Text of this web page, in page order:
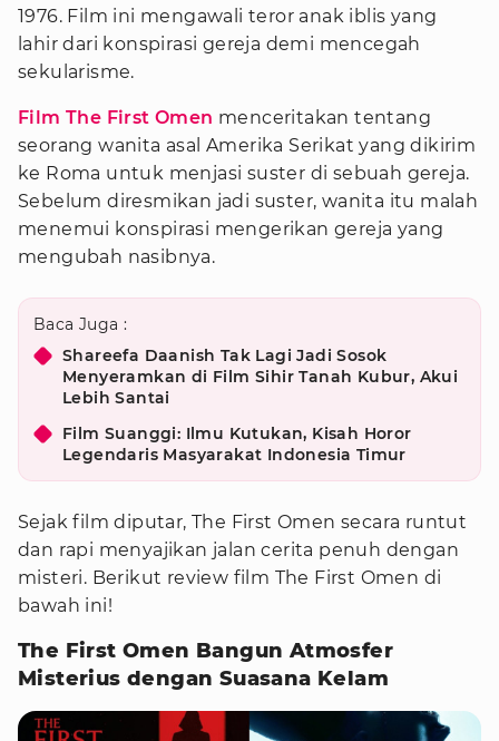
1976. Film ini mengawali teror anak iblis yang
lahir dari konspirasi gereja demi mencegah
sekularisme.
Film The First Omen menceritakan tentang
seorang wanita asal Amerika Serikat yang dikirim
ke Roma untuk menjasi suster di sebuah gereja.
Sebelum diresmikan jadi suster, wanita itu malah
menemui konspirasi mengerikan gereja yang
mengubah nasibnya.
Baca Juga :
Shareefa Daanish Tak Lagi Jadi Sosok
Menyeramkan di Film Sihir Tanah Kubur, Akui
Lebih Santai
Film Suanggi: Ilmu Kutukan, Kisah Horor
Legendaris Masyarakat Indonesia Timur
Sejak film diputar, The First Omen secara runtut
dan rapi menyajikan jalan cerita penuh dengan
misteri. Berikut review film The First Omen di
bawah ini!
The First Omen Bangun Atmosfer
Misterius dengan Suasana Kelam